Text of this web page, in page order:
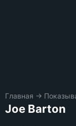
Главная →
Joe Barton